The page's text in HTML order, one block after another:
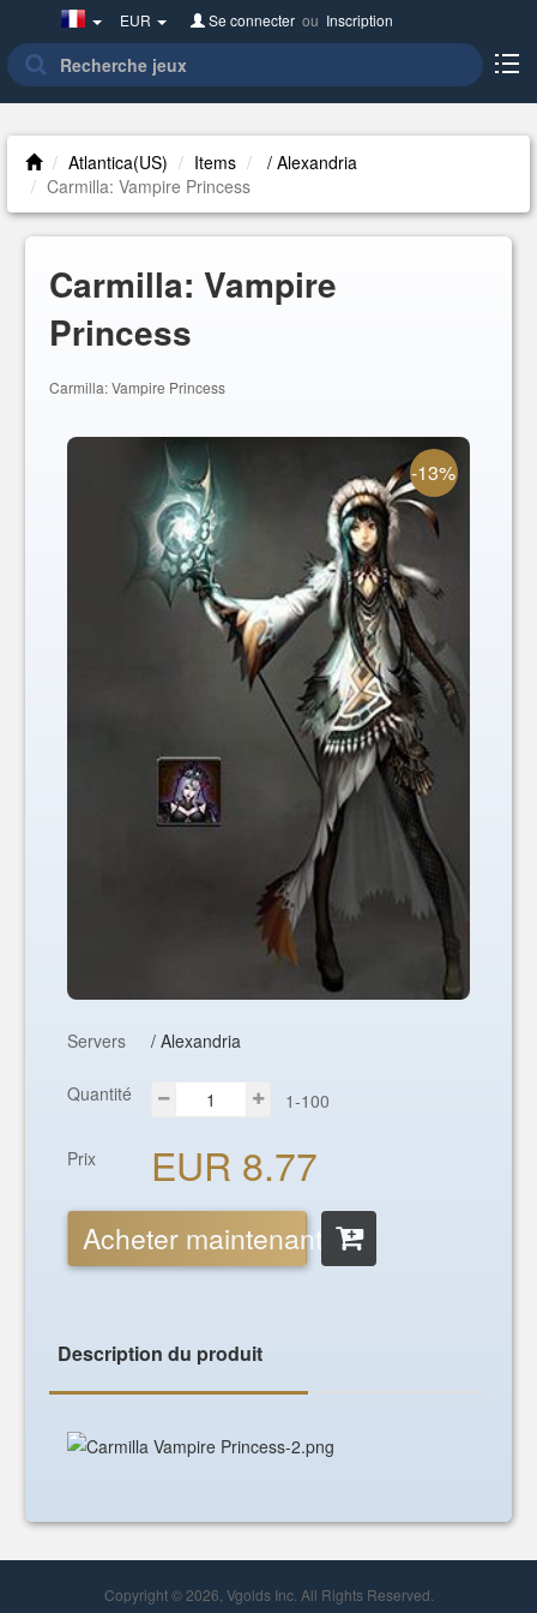
France(Français)
EUR Se connecter ou Inscription
Atlantica(US) Items
/ Alexandria
Carmilla: Vampire Princess
Carmilla: Vampire
Princess
Carmilla: Vampire Princess
-13%
Servers / Alexandria
Quantité 1-100
Prix EUR 8.77
Acheter maintenant
Description du produit
Copyright © 2026, Vgolds Inc. All Rights Reserved.